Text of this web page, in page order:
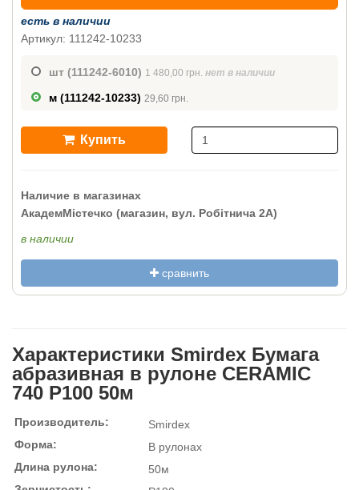
есть в наличии
Артикул: 111242-10233
шт (111242-6010) 1 480,00 грн. нет в наличии
м (111242-10233) 29,60 грн.
Купить
Наличие в магазинах
АкадемМістечко (магазин, вул. Робітнича 2А)
в наличии
сравнить
Характеристики Smirdex Бумага
абразивная в рулоне CERAMIC
740 P100 50м
Производитель:
Smirdex
Форма:
В рулонах
Длина рулона:
50м